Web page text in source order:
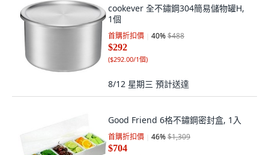
cookever 全不鏽鋼304簡易儲物罐H,
1個
首購折扣價 40%$488
$292
($292.00/1個)
8/12 星期三 預計送達
Good Friend 6格不鏽鋼密封盒, 1入
首購折扣價 46%$1,309
$704